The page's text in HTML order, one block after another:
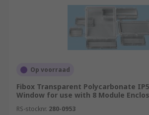
Op voorraad
Fibox Transparent Polycarbonate
Window for use with 8 Module
RS-stocknr. 280-0953